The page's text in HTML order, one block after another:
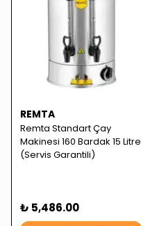
REMTA
Remta Standart Çay
Makinesi 160 Bardak 15 Litre
(Servis Garantili)
₺ 5,486.00